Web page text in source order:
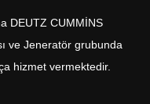
DEUTZ CUMMİNS
ve Jeneratör grubunda
hizmet vermektedir.